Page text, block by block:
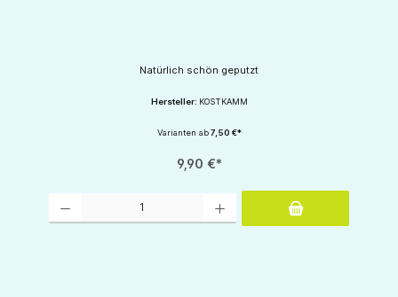
Natürlich schön geputzt
Hersteller: KOSTKAMM
Varianten ab7,50 €*
9,90 €*